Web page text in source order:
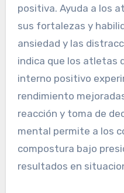
positiva. Ayuda a los
sus fortalezas y
ansiedad y las
indica que los atletas
interno positivo
rendimiento
reacción y toma de
mental permite a los
compostura bajo
resultados en